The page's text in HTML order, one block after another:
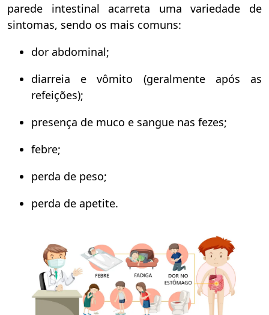
parede intestinal acarreta uma variedade de
sintomas, sendo os mais comuns:
dor abdominal;
diarreia e vômito (geralmente após as
refeições);
presença de muco e sangue nas fezes;
febre;
perda de peso;
perda de apetite.